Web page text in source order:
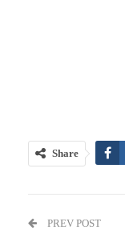
Share
PREV POST